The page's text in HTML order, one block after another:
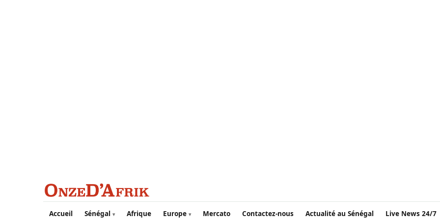
Aller au contenu principal
Accueil Sénégal Afrique Europe Mercato Contactez-nous Actualité au Sénégal Live News 24/7